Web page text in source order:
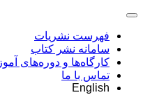
فهرست نشریات
سامانه نشر کتاب
کارگاه‌ها و دوره‌های
تماس با ما
English